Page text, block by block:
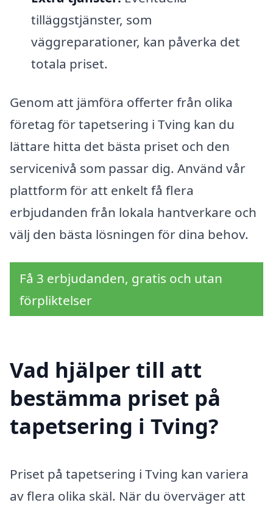
tilläggstjänster, som
väggreparationer, kan påverka det
totala priset.
Genom att jämföra offerter från olika
företag för tapetsering i Tving kan du
lättare hitta det bästa priset och den
servicenivå som passar dig. Använd vår
plattform för att enkelt få flera
erbjudanden från lokala hantverkare och
välj den bästa lösningen för dina behov.
Få 3 erbjudanden, gratis och utan
förpliktelser
Vad hjälper till att
bestämma priset på
tapetsering i Tving?
Priset på tapetsering i Tving kan variera
av flera olika skäl. När du överväger att